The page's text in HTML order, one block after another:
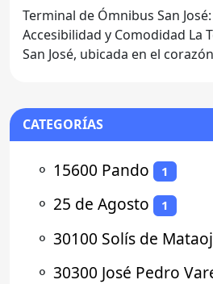
Terminal de Ómnibus San
Accesibilidad y Comodidad La Terminal de Ómnibus
San José, ubicada en el
CATEGORÍAS
⚬ 15600 Pando 1
⚬ 25 de Agosto 1
⚬ 30100 Solís de
⚬ 30300 José Pedro